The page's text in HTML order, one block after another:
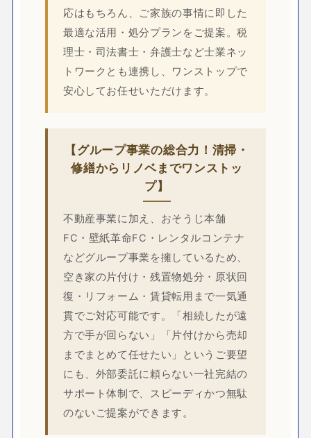
応はもちろん、ご家族の事情に即した
最適な活用・処分プランをご提案。税
理士・司法書士・弁護士など士業ネッ
トワークとも連携し、ワンストップで
安心してお任せいただけます。
【グループ事業の総合力！清掃・
修繕からリノベまでワンストッ
プ】
不動産事業に加え、おそうじ本舗
FC・壁紙革命FC・レンタルコンテナ
などグループ事業を擁しているため、
空き家の片付け・残置物処分・原状回
復・リフォーム・賃貸転用まで一気通
貫でご対応可能です。「相続したが遠
方で手が回らない」「片付けから売却
までまとめて任せたい」というご要望
にも、外部委託に頼らない一社完結の
サポート体制で、スピーディかつ無駄
のないご提案ができます。